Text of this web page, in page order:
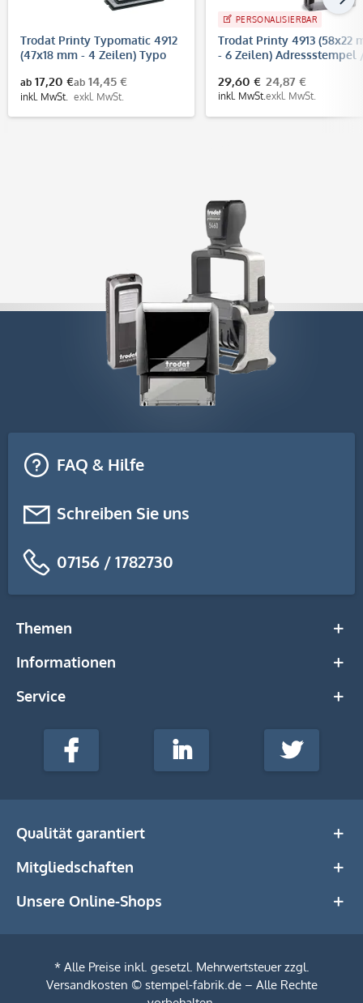
Trodat Printy Typomatic 4912
(47x18 mm - 4 Zeilen) Typo
ab 17,20 €
inkl. MwSt.
ab 14,45 €
exkl. MwSt.
PERSONALISIERBAR
Trodat Printy 4913 (58x22
- 6 Zeilen) Adressstempel
29,60 €
inkl. MwSt.
24,87 €
exkl. MwSt.
FAQ & Hilfe
Schreiben Sie uns
07156 / 1782730
Themen
Informationen
Service
stempel-
Media
Facebook LinkedIn Twitter
Qualität garantiert
Mitgliedschaften
Unsere Online-Shops
* Alle Preise inkl. gesetzl. Mehrwertsteuer zzgl.
Versandkosten © stempel-fabrik.de – Alle Rechte